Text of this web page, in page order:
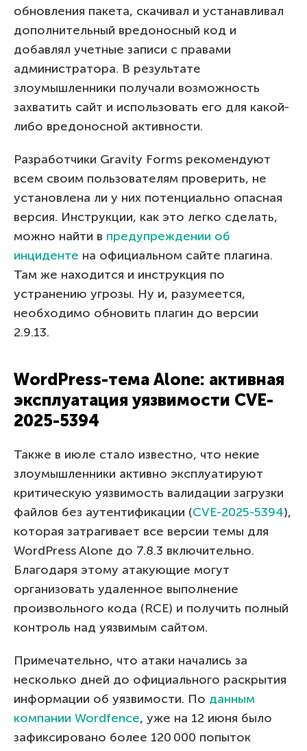
обновления пакета, скачивал и устанавливал
дополнительный вредоносный код и
добавлял учетные записи с правами
администратора. В результате
злоумышленники получали возможность
захватить сайт и использовать его для какой-
либо вредоносной активности.
Разработчики Gravity Forms рекомендуют
всем своим пользователям проверить, не
установлена ли у них потенциально опасная
версия. Инструкции, как это легко сделать,
можно найти в предупреждении об
инциденте на официальном сайте плагина.
Там же находится и инструкция по
устранению угрозы. Ну и, разумеется,
необходимо обновить плагин до версии
2.9.13.
WordPress-тема Alone: активная
эксплуатация уязвимости CVE-
2025-5394
Также в июле стало известно, что некие
злоумышленники активно эксплуатируют
критическую уязвимость валидации загрузки
файлов без аутентификации (CVE-2025-5394),
которая затрагивает все версии темы для
WordPress Alone до 7.8.3 включительно.
Благодаря этому атакующие могут
организовать удаленное выполнение
произвольного кода (RCE) и получить полный
контроль над уязвимым сайтом.
Примечательно, что атаки начались за
несколько дней до официального раскрытия
информации об уязвимости. По данным
компании Wordfence, уже на 12 июня было
зафиксировано более 120 000 попыток